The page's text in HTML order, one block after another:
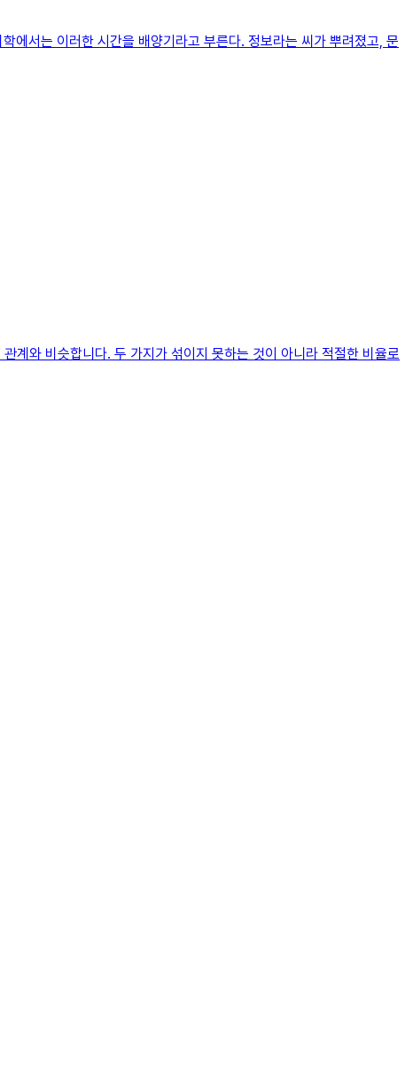
에서는 이러한 시간을 배양기라고 부른다. 정보라는 씨가 뿌려졌고, 문
계와 비슷합니다. 두 가지가 섞이지 못하는 것이 아니라 적절한 비율로